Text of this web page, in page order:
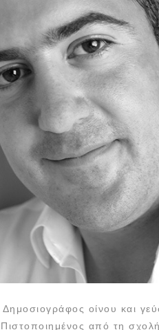
Δημοσιογράφος οίνου και
Πιστοποιημένος από τη